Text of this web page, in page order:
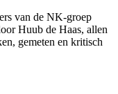
van de NK-groep
Huub de Haas, allen
gemeten en kritisch